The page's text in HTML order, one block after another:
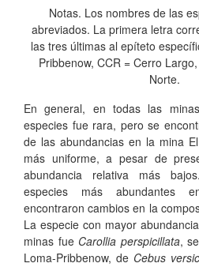
Notas. Los nombres de las
abreviados. La primera letra
las tres últimas al epíteto
Pribbenow, CCR = Cerro
Norte.
En general, en todas las
especies fue rara, pero se
de las abundancias en la mina
más uniforme, a pesar de
abundancia relativa más
especies más abundantes
encontraron cambios en la
La especie con mayor
minas fue Carollia perspicillata,
Loma-Pribbenow, de Cebus